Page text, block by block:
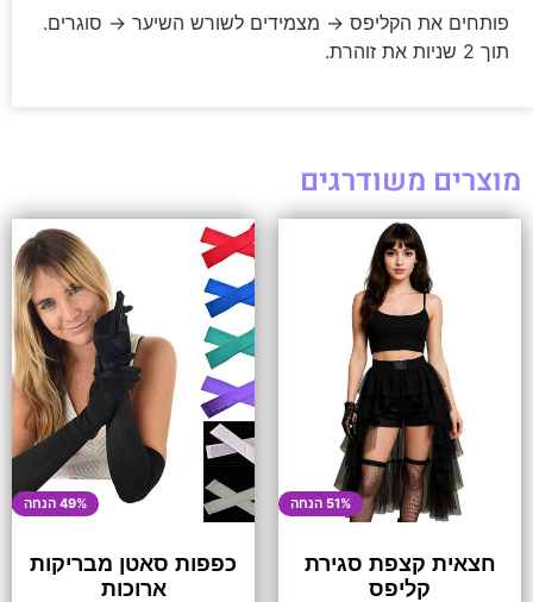
פותחים את הקליפס → מצמידים לשורש השיער → סוגרים.
תוך 2 שניות את זוהרת.
מוצרים משודרגים
51% הנחה
חצאית קצפת סגירת
קליפס
49% הנחה
כפפות סאטן מבריקות
ארוכות